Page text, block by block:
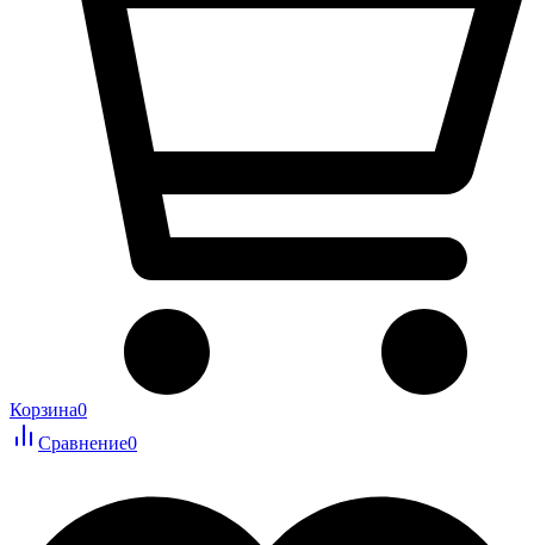
Корзина0
Сравнение0